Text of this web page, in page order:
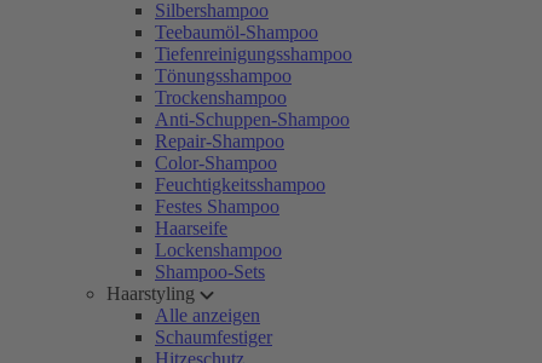
Silbershampoo
Teebaumöl-Shampoo
Tiefenreinigungsshampoo
Tönungsshampoo
Trockenshampoo
Anti-Schuppen-Shampoo
Repair-Shampoo
Color-Shampoo
Feuchtigkeitsshampoo
Festes Shampoo
Haarseife
Lockenshampoo
Shampoo-Sets
Haarstyling
Alle anzeigen
Schaumfestiger
Hitzeschutz